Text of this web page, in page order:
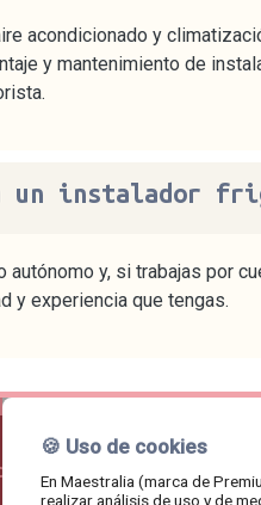
acondicionado y
y mantenimiento de
un instalador
autónomo y, si trabajas por
y experiencia que tengas.
© maestralia.2026 /
🍪 Uso de cookies
En Maestralia (marca de
realizar análisis de uso y de